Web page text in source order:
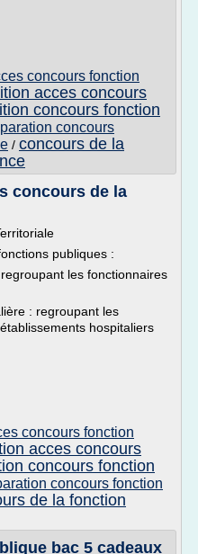
concours fonction
acces concours
concours fonction
concours
/ concours de la
concours de la
publiques :
les fonctionnaires
: regroupant les
hospitaliers
concours fonction
acces concours
concours fonction
concours fonction
de la fonction
bac 5 cadeaux